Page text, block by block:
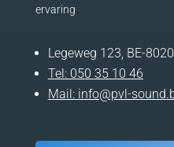
ervaring
Legeweg 123, BE-
Tel: 050 35 10 46
Mail: info@pvl-